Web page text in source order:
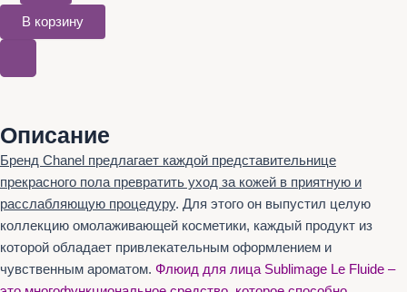
В корзину
Описание
Бренд Chanel предлагает каждой представительнице
прекрасного пола превратить уход за кожей в приятную и
расслабляющую процедуру. Для этого он выпустил целую
коллекцию омолаживающей косметики, каждый продукт из
которой обладает привлекательным оформлением и
чувственным ароматом. Флюид для лица Sublimage Le Fluide –